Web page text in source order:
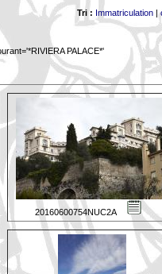
Tri : Immatriculation|
PALACE*'
20160600754NUC2A